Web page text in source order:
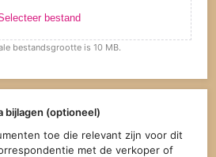
bestand
bestandsgrootte is 10 MB.
bijlagen (optioneel)
toe die relevant zijn voor dit
met de verkoper of